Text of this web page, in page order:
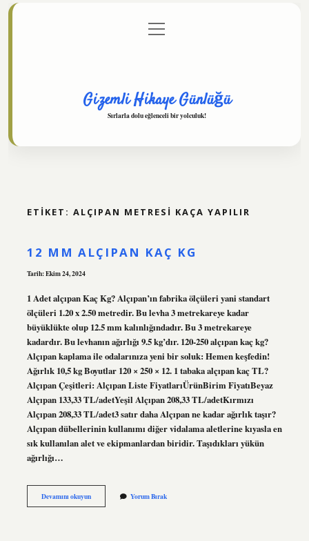
Gizlilik Politikası
menüyü
aç
Gizemli Hikaye Günlüğü
Sırlarla dolu eğlenceli bir yolculuk!
ETIKET: ALÇIPAN METRESI KAÇA YAPILIR
12 MM ALÇIPAN KAÇ KG
Tarih: Ekim 24, 2024
1 Adet alçıpan Kaç Kg? Alçıpan’ın fabrika ölçüleri yani standart
ölçüleri 1.20 x 2.50 metredir. Bu levha 3 metrekareye kadar
büyüklükte olup 12.5 mm kalınlığındadır. Bu 3 metrekareye
kadardır. Bu levhanın ağırlığı 9.5 kg’dır. 120-250 alçıpan kaç kg?
Alçıpan kaplama ile odalarınıza yeni bir soluk: Hemen keşfedin!
Ağırlık 10,5 kg Boyutlar 120 × 250 × 12. 1 tabaka alçıpan kaç TL?
Alçıpan Çeşitleri: Alçıpan Liste FiyatlarıÜrünBirim FiyatıBeyaz
Alçıpan 133,33 TL/adetYeşil Alçıpan 208,33 TL/adetKırmızı
Alçıpan 208,33 TL/adet3 satır daha Alçıpan ne kadar ağırlık taşır?
Alçıpan dübellerinin kullanımı diğer vidalama aletlerine kıyasla en
sık kullanılan alet ve ekipmanlardan biridir. Taşıdıkları yükün
ağırlığı…
Devamını okuyun12
Mm
Yorum Bırak